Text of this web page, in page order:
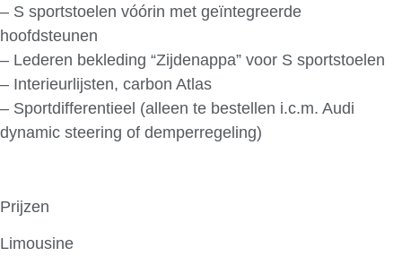
– S sportstoelen vóórin met geïntegreerde
hoofdsteunen
– Lederen bekleding “Zijdenappa” voor S sportstoelen
– Interieurlijsten, carbon Atlas
– Sportdifferentieel (alleen te bestellen i.c.m. Audi
dynamic steering of demperregeling)
Prijzen
Limousine